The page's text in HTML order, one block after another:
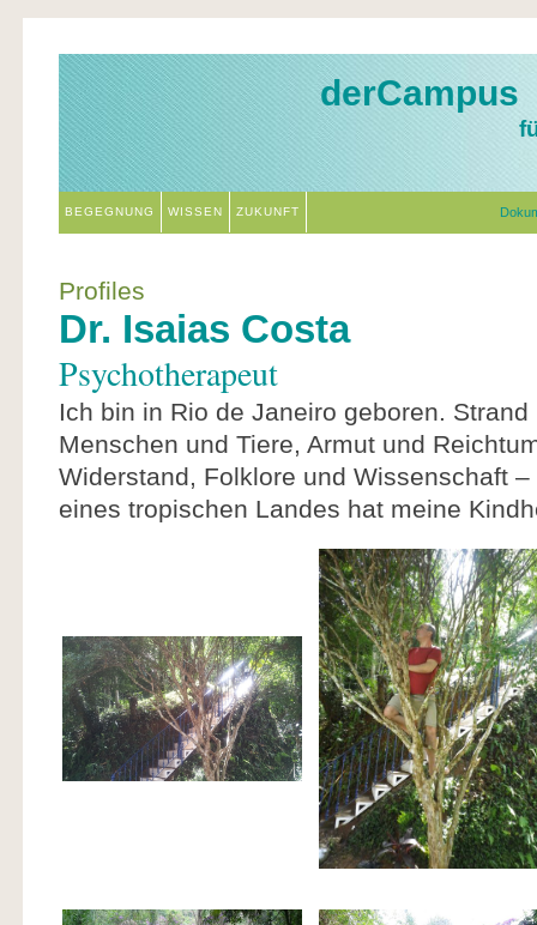
derCampus
BEGEGNUNG WISSEN ZUKUNFT
Profiles
Dr. Isaias Costa
Psychotherapeut
Ich bin in Rio de Janeiro geboren.
Menschen und Tiere, Armut und
Widerstand, Folklore und Wissenschaft
eines tropischen Landes hat meine